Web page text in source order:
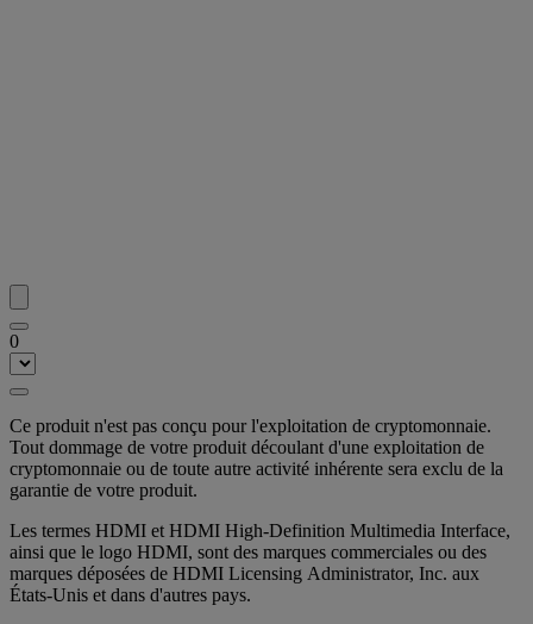
0
Ce produit n'est pas conçu pour l'exploitation de cryptomonnaie.
Tout dommage de votre produit découlant d'une exploitation de
cryptomonnaie ou de toute autre activité inhérente sera exclu de la
garantie de votre produit.
Les termes HDMI et HDMI High-Definition Multimedia Interface,
ainsi que le logo HDMI, sont des marques commerciales ou des
marques déposées de HDMI Licensing Administrator, Inc. aux
États-Unis et dans d'autres pays.